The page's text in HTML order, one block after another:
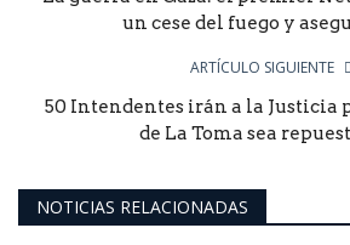
un cese del fuego y
ARTÍCULO SIGUIENTE
50 Intendentes irán a la Justicia
de La Toma sea
NOTICIAS RELACIONADAS